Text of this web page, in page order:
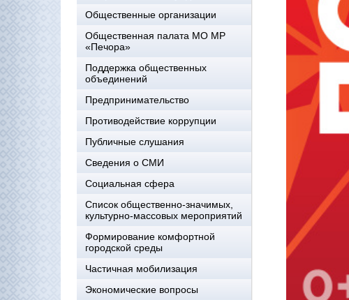
Общественные организации
Общественная палата МО МР
«Печора»
Поддержка общественных
объединений
Предпринимательство
Противодействие коррупции
Публичные слушания
Сведения о СМИ
Социальная сфера
Список общественно-значимых,
культурно-массовых мероприятий
Формирование комфортной
городской среды
Частичная мобилизация
Экономические вопросы